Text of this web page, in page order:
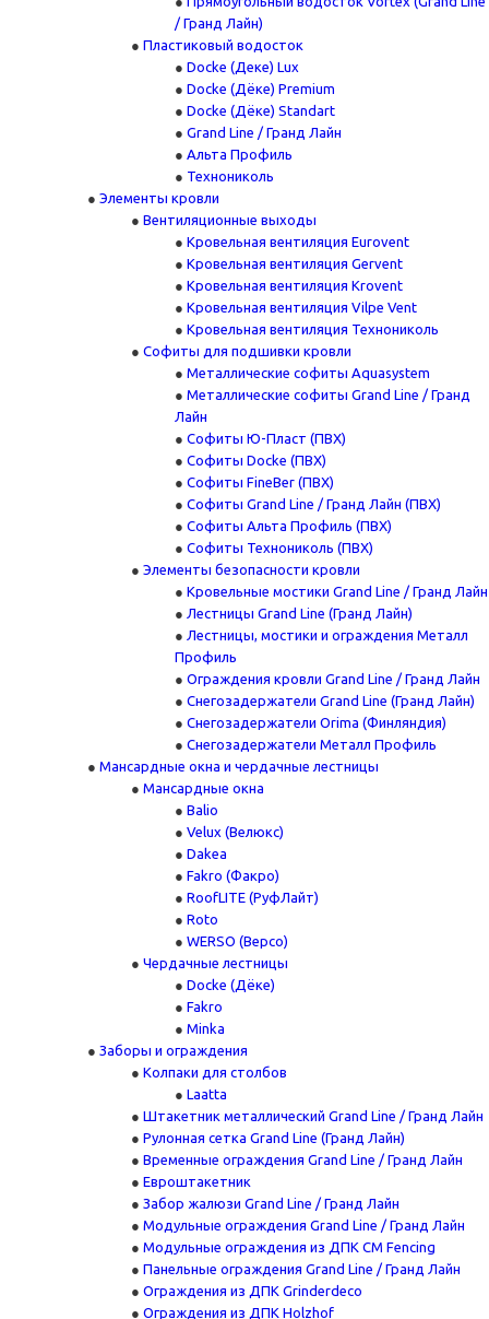
/ Гранд Лайн)
Пластиковый водосток
Docke (Деке) Lux
Docke (Дёке) Premium
Docke (Дёке) Standart
Grand Line / Гранд Лайн
Альта Профиль
Технониколь
Элементы кровли
Вентиляционные выходы
Кровельная вентиляция Eurovent
Кровельная вентиляция Gervent
Кровельная вентиляция Krovent
Кровельная вентиляция Vilpe Vent
Кровельная вентиляция Технониколь
Cофиты для подшивки кровли
Металлические софиты Aquasystem
Металлические софиты Grand Line / Гранд
Лайн
Софиты Ю-Пласт (ПВХ)
Софиты Docke (ПВХ)
Софиты FineBer (ПВХ)
Софиты Grand Line / Гранд Лайн (ПВХ)
Софиты Альта Профиль (ПВХ)
Софиты Технониколь (ПВХ)
Элементы безопасности кровли
Кровельные мостики Grand Line / Гранд Лайн
Лестницы Grand Line (Гранд Лайн)
Лестницы, мостики и ограждения Металл
Профиль
Ограждения кровли Grand Line / Гранд Лайн
Снегозадержатели Grand Line (Гранд Лайн)
Снегозадержатели Orima (Финляндия)
Снегозадержатели Металл Профиль
Мансардные окна и чердачные лестницы
Мансардные окна
Balio
Velux (Велюкс)
Dakea
Fakro (Факро)
RoofLITE (РуфЛайт)
Roto
WERSO (Версо)
Чердачные лестницы
Docke (Дёке)
Fakro
Minka
Заборы и ограждения
Колпаки для столбов
Laatta
Штакетник металлический Grand Line / Гранд Лайн
Рулонная сетка Grand Line (Гранд Лайн)
Временные ограждения Grand Line / Гранд Лайн
Евроштакетник
Забор жалюзи Grand Line / Гранд Лайн
Модульные ограждения Grand Line / Гранд Лайн
Модульные ограждения из ДПК CM Fencing
Панельные ограждения Grand Line / Гранд Лайн
Ограждения из ДПК Grinderdeco
Ограждения из ДПК Holzhof